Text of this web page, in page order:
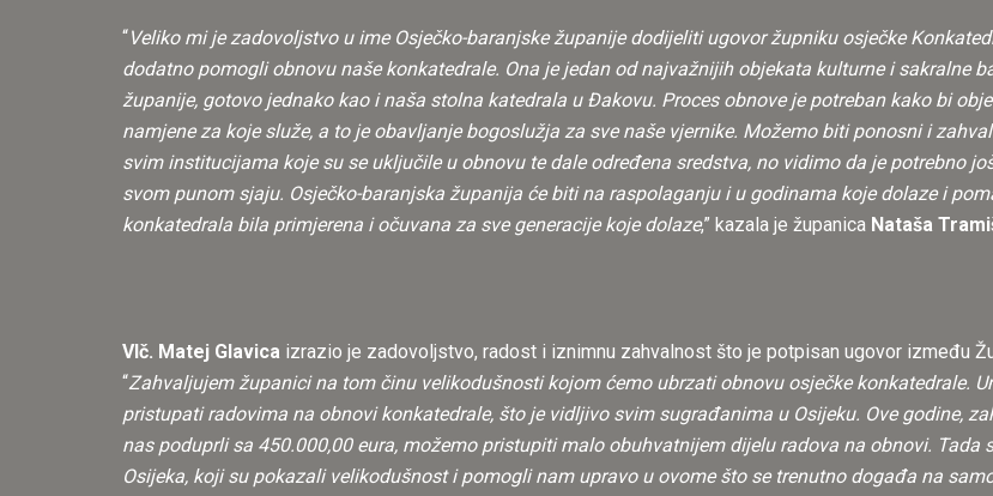
“Veliko mi je zadovoljstvo u ime Osječko-baranjske županije dodijeliti ugovor župniku osječke
dodatno pomogli obnovu naše konkatedrale. Ona je jedan od najvažnijih objekata kulturne i sakralne
županije, gotovo jednako kao i naša stolna katedrala u Đakovu. Proces obnove je potreban kako bi
namjene za koje služe, a to je obavljanje bogoslužja za sve naše vjernike. Možemo biti ponosni i
svim institucijama koje su se uključile u obnovu te dale određena sredstva, no vidimo da je potrebno
svom punom sjaju. Osječko-baranjska županija će biti na raspolaganju i u godinama koje dolaze i
konkatedrala bila primjerena i očuvana za sve generacije koje dolaze,” kazala je županica Nataša
Vlč. Matej Glavica izrazio je zadovoljstvo, radost i iznimnu zahvalnost što je potpisan ugovor između
“Zahvaljujem županici na tom činu velikodušnosti kojom ćemo ubrzati obnovu osječke konkatedrale.
pristupati radovima na obnovi konkatedrale, što je vidljivo svim sugrađanima u Osijeku. Ove godine,
nas poduprli sa 450.000,00 eura, možemo pristupiti malo obuhvatnijem dijelu radova na obnovi.
Osijeka, koji su pokazali velikodušnost i pomogli nam upravo u ovome što se trenutno događa na